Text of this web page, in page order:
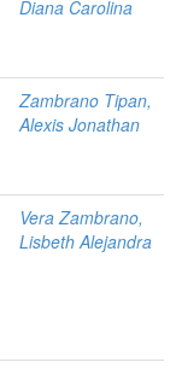
Diana Carolina
Zambrano Tipan,
Alexis Jonathan
Vera Zambrano,
Lisbeth Alejandra